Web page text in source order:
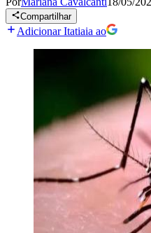
Compartilhar
Adicionar Itatiaia ao